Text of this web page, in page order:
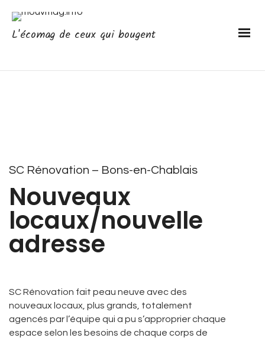
L'écomag de ceux qui bougent
SC Rénovation – Bons-en-Chablais
Nouveaux
locaux/nouvelle
adresse
SC Rénovation fait peau neuve avec des
nouveaux locaux, plus grands, totalement
agencés par l’équipe qui a pu s’approprier chaque
espace selon les besoins de chaque corps de